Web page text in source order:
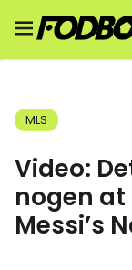
MLS
Video:
nogen
Messi’s